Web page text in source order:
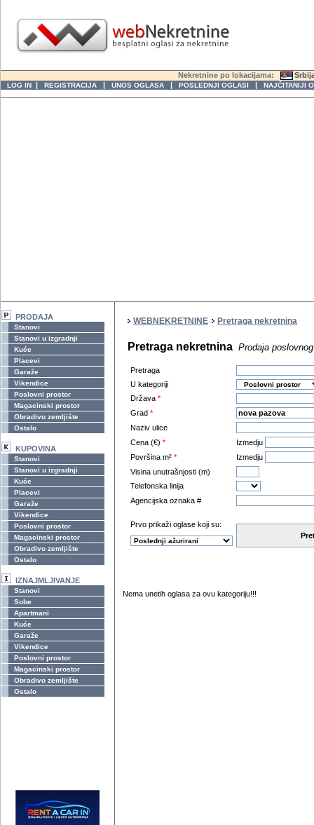
Nekretnine po lokacijama:
LOG IN | REGISTRACIJA | UNOS OGLASA | POSLEDNJI OGLASI | NAJČITANIJI
PRODAJA
Stanovi
Stanovi u izgradnji
Kuće
Placevi
Garaže
Vikendice
Poslovni prostor
Magacinski prostor
Obradivo zemljište
Ostalo
KUPOVINA
Stanovi
Stanovi u izgradnji
Kuće
Placevi
Garaže
Vikendice
Poslovni prostor
Magacinski prostor
Obradivo zemljište
Ostalo
IZNAJMLJIVANJE
Stanovi
Sobe
Apartmani
Kuće
Garaže
Vikendice
Poslovni prostor
Magacinski prostor
Obradivo zemljište
Ostalo
WEBNEKRETNINE Pretraga nekretnina
Pretraga nekretnina Prodaja
Pretraga
U kategoriji
Država *
Grad *
Naziv ulice
Cena (€) *
Izmedju
Površina m² *
Izmedju
Visina unutrašnjosti (m)
Telefonska linija
Agencijska oznaka #
Prvo prikaži oglase koji su:
Nema unetih oglasa za ovu kategoriju!!!